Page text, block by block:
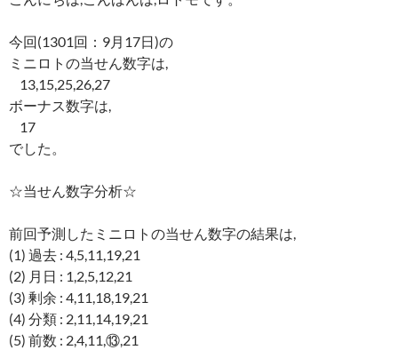
今回(1301回：9月17日)の
ミニロトの当せん数字は,
13,15,25,26,27
ボーナス数字は,
17
でした。
☆当せん数字分析☆
前回予測したミニロトの当せん数字の結果は,
(1) 過去 : 4,5,11,19,21
(2) 月日 : 1,2,5,12,21
(3) 剰余 : 4,11,18,19,21
(4) 分類 : 2,11,14,19,21
(5) 前数 : 2,4,11,⑬,21